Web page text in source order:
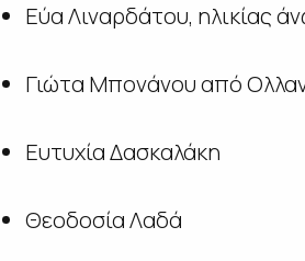
Εύα Λιναρδάτου, ηλικίας
Γιώτα Μπονάνου από
Ευτυχία Δασκαλάκη
Θεοδοσία Λαδά